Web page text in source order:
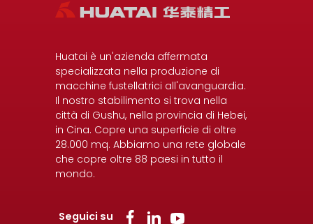
Huatai è un'azienda affermata
specializzata nella produzione di
macchine fustellatrici all'avanguardia.
Il nostro stabilimento si trova nella
città di Gushu, nella provincia di Hebei,
in Cina. Copre una superficie di oltre
28.000 mq. Abbiamo una rete globale
che copre oltre 88 paesi in tutto il
mondo.
Seguici su